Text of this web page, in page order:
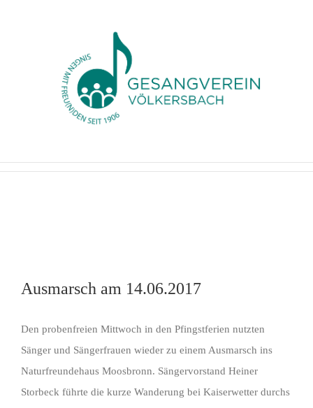
Ausmarsch am 14.06.2017
Den probenfreien Mittwoch in den Pfingstferien nutzten
Sänger und Sängerfrauen wieder zu einem Ausmarsch ins
Naturfreundehaus Moosbronn. Sängervorstand Heiner
Storbeck führte die kurze Wanderung bei Kaiserwetter durchs